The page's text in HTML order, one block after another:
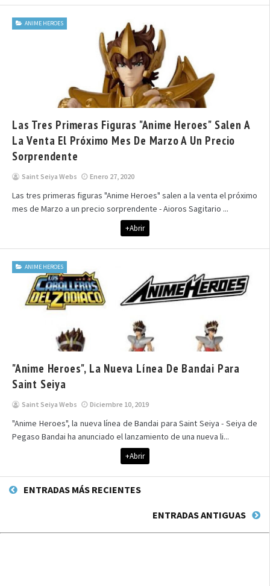
ANIME HEROES
Las Tres Primeras Figuras "Anime Heroes" Salen A
La Venta El Próximo Mes De Marzo A Un Precio
Sorprendente
Saint Seiya Webs Enero 27, 2020
Las tres primeras figuras "Anime Heroes" salen a la venta el próximo
mes de Marzo a un precio sorprendente - Aioros Sagitario ...
+Abrir
ANIME HEROES
"Anime Heroes", La Nueva Línea De Bandai Para
Saint Seiya
Saint Seiya Webs Diciembre 10, 2019
"Anime Heroes", la nueva línea de Bandai para Saint Seiya - Seiya de
Pegaso Bandai ha anunciado el lanzamiento de una nueva li...
+Abrir
ENTRADAS MÁS RECIENTES
ENTRADAS ANTIGUAS